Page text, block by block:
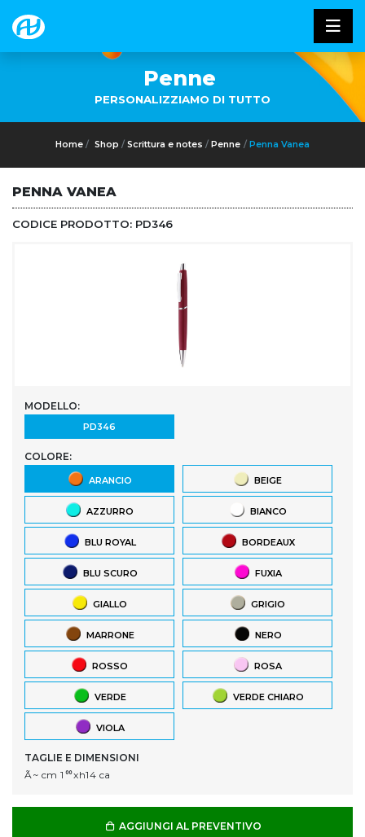
Penne
PERSONALIZZIAMO DI TUTTO
Home Shop Scrittura e notes Penne Penna Vanea
PENNA VANEA
CODICE PRODOTTO: PD346
MODELLO:
PD346
COLORE:
ARANCIO BEIGE
AZZURRO BIANCO
BLU ROYAL BORDEAUX
BLU SCURO FUXIA
GIALLO GRIGIO
MARRONE NERO
ROSSO ROSA
VERDE VERDE CHIARO
VIOLA
TAGLIE E DIMENSIONI
Ã~ cm 1ᅇxh14 ca
AGGIUNGI AL PREVENTIVO